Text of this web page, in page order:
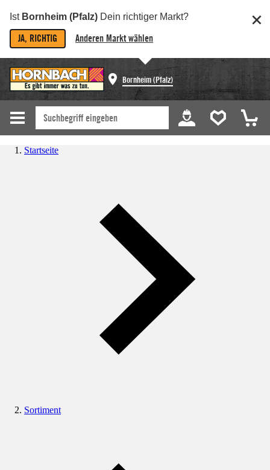
Ist Bornheim (Pfalz) Dein richtiger Markt?
JA, RICHTIG Anderen Markt wählen
Bornheim (Pfalz)
Startseite
Sortiment